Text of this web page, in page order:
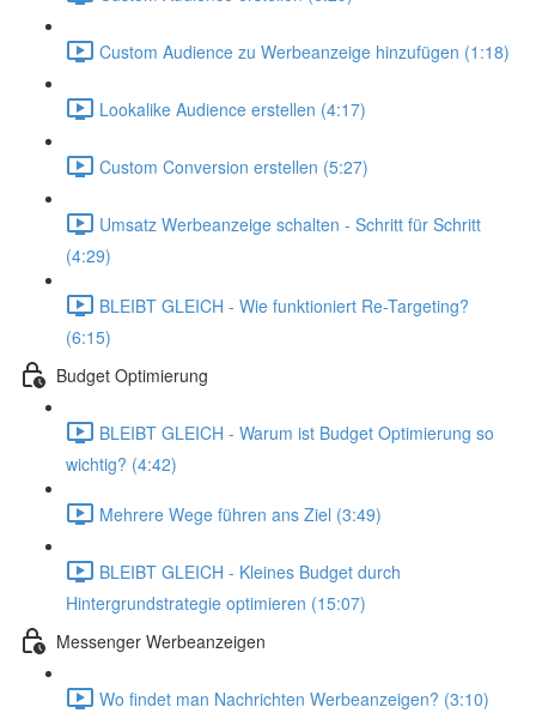
Custom Audience zu Werbeanzeige hinzufügen (1:18)
Lookalike Audience erstellen (4:17)
Custom Conversion erstellen (5:27)
Umsatz Werbeanzeige schalten - Schritt für Schritt
(4:29)
BLEIBT GLEICH - Wie funktioniert Re-Targeting?
(6:15)
Budget Optimierung
BLEIBT GLEICH - Warum ist Budget Optimierung so
wichtig? (4:42)
Mehrere Wege führen ans Ziel (3:49)
BLEIBT GLEICH - Kleines Budget durch
Hintergrundstrategie optimieren (15:07)
Messenger Werbeanzeigen
Wo findet man Nachrichten Werbeanzeigen? (3:10)